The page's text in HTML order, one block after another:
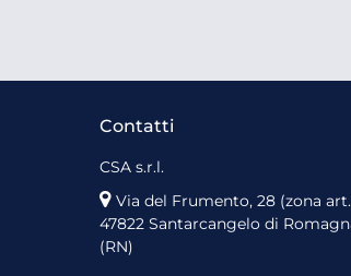
Contatti
CSA s.r.l.
Via del Frumento, 28 (zona
47822 Santarcangelo di
(RN)